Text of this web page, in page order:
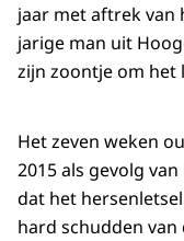
jaar met aftrek van
jarige man uit
zijn zoontje om het
Het zeven weken
2015 als gevolg
dat het
hard schudden